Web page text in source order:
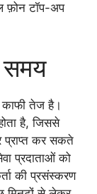
फ़ोन टॉप-अप
समय
तेज है।
है, जिससे
प्राप्त कर सकते
प्रदाताओं को
की प्रसंस्करण